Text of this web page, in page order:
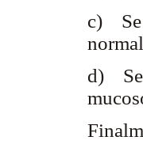
c) Se
d) Se